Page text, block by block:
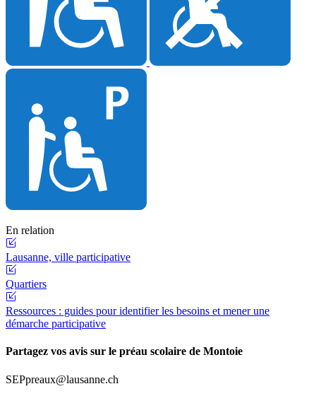
En relation
Lausanne, ville participative
Quartiers
Ressources : guides pour identifier les besoins et mener une
démarche participative
Partagez vos avis sur le préau scolaire de Montoie
SEPpreaux@lausanne.ch